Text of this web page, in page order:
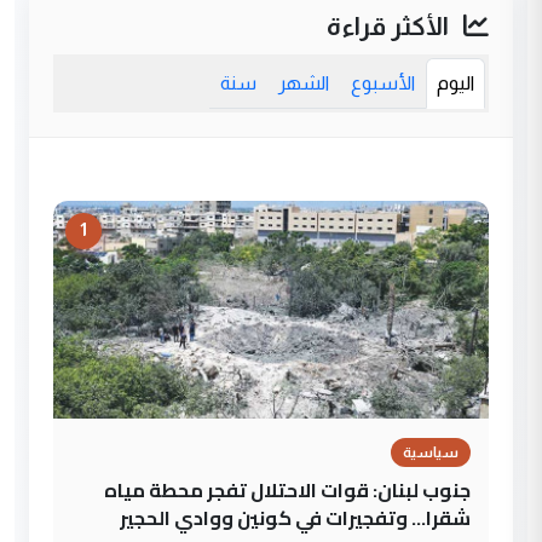
الأكثر قراءة
اليوم الأسبوع الشهر سنة
1
سياسية
جنوب لبنان: قوات الاحتلال تفجر محطة مياه
شقرا… وتفجيرات في كونين ووادي الحجير